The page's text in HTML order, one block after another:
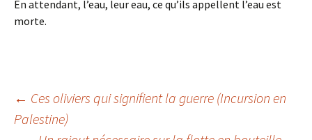
En attendant, l’eau, leur eau, ce qu’ils appellent l’eau est
morte.
Navigation
← Ces oliviers qui signifient la guerre (Incursion en
Palestine)